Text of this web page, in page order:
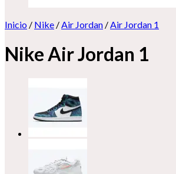
Inicio / Nike /Air Jordan /Air Jordan 1
Nike Air Jordan 1